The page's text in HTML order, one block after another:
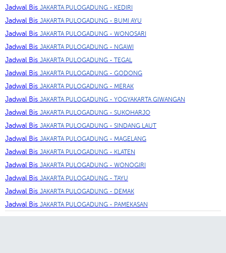
Jadwal Bis JAKARTA PULOGADUNG - KEDIRI
Jadwal Bis JAKARTA PULOGADUNG - BUMI AYU
Jadwal Bis JAKARTA PULOGADUNG - WONOSARI
Jadwal Bis JAKARTA PULOGADUNG - NGAWI
Jadwal Bis JAKARTA PULOGADUNG - TEGAL
Jadwal Bis JAKARTA PULOGADUNG - GODONG
Jadwal Bis JAKARTA PULOGADUNG - MERAK
Jadwal Bis JAKARTA PULOGADUNG - YOGYAKARTA GIWANGAN
Jadwal Bis JAKARTA PULOGADUNG - SUKOHARJO
Jadwal Bis JAKARTA PULOGADUNG - SINDANG LAUT
Jadwal Bis JAKARTA PULOGADUNG - MAGELANG
Jadwal Bis JAKARTA PULOGADUNG - KLATEN
Jadwal Bis JAKARTA PULOGADUNG - WONOGIRI
Jadwal Bis JAKARTA PULOGADUNG - TAYU
Jadwal Bis JAKARTA PULOGADUNG - DEMAK
Jadwal Bis JAKARTA PULOGADUNG - PAMEKASAN